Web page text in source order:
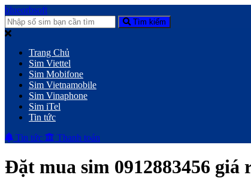
blueorbsoft
Tìm kiếm
Trang Chủ
Sim Viettel
Sim Mobifone
Sim Vietnamobile
Sim Vinaphone
Sim iTel
Tin tức
Tin tức
Thanh toán
Đặt mua sim 0912883456 giá